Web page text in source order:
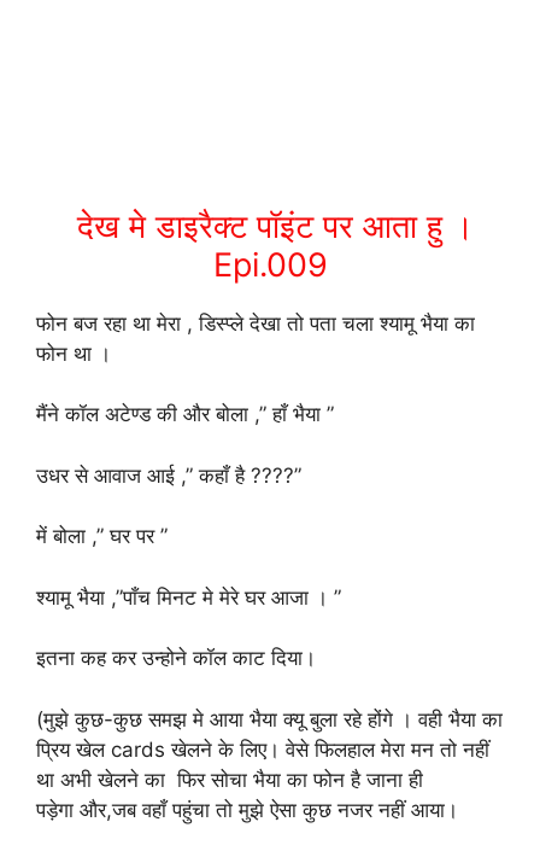
देख मे डाइरैक्ट पॉइंट पर आता हु ।
Epi.009
फोन बज रहा था मेरा , डिस्प्ले देखा तो पता चला श्यामू भैया का
फोन था ।
मैंने कॉल अटेण्ड की और बोला ,” हाँ भैया ”
उधर से आवाज आई ,” कहाँ है ????”
में बोला ,” घर पर ”
श्यामू भैया ,”पाँच मिनट मे मेरे घर आजा । ”
इतना कह कर उन्होने कॉल काट दिया।
(मुझे कुछ-कुछ समझ मे आया भैया क्यू बुला रहे होंगे । वही भैया का
प्रिय खेल cards खेलने के लिए। वेसे फिलहाल मेरा मन तो नहीं
था अभी खेलने का फिर सोचा भैया का फोन है जाना ही
पड़ेगा और,जब वहाँ पहुंचा तो मुझे ऐसा कुछ नजर नहीं आया।